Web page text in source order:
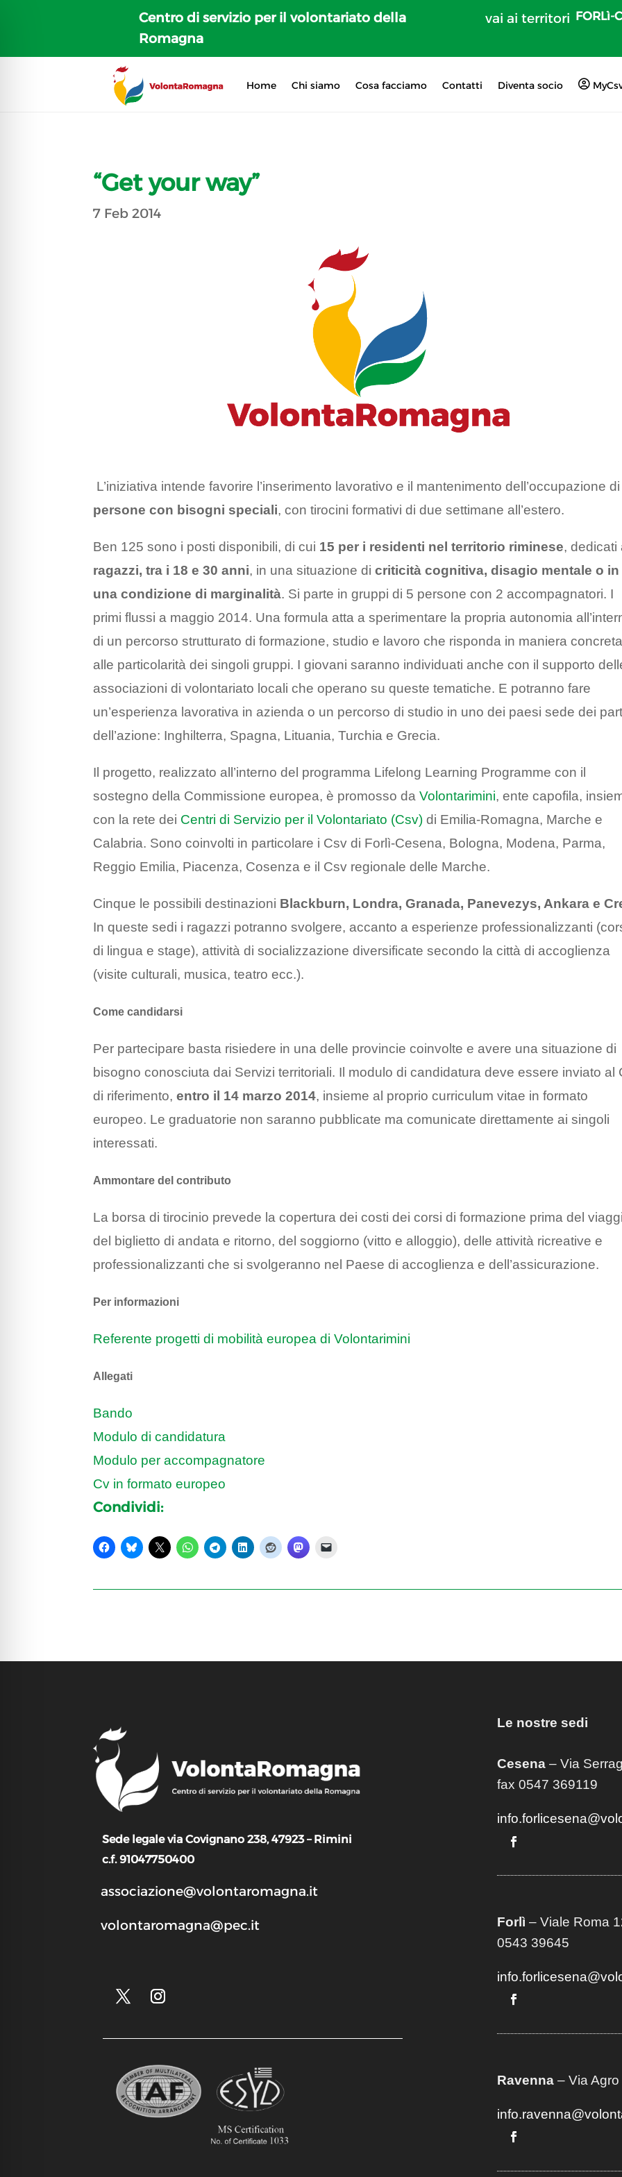
Centro di servizio per il volontariato della
Romagna
vai ai territori FORLì-
Home Chi siamo Cosa facciamo Contatti Diventa socio
“Get your way”
7 Feb 2014
L’iniziativa intende favorire l’inserimento lavorativo e il mantenimento dell’occupazione di
persone con bisogni speciali, con tirocini formativi di due settimane all’estero.
Ben 125 sono i posti disponibili, di cui 15 per i residenti nel territorio riminese, dedicati
ragazzi, tra i 18 e 30 anni, in una situazione dicriticità cognitiva, disagio mentale o in
una condizione di marginalità. Si parte in gruppi di 5 persone con 2 accompagnatori. I
primi flussi a maggio 2014. Una formula atta a sperimentare la propria autonomia
di un percorso strutturato di formazione, studio e lavoro che risponda in maniera concreta
alle particolarità dei singoli gruppi. I giovani saranno individuati anche con il supporto
associazioni di volontariato locali che operano su queste tematiche. E potranno fare
un’esperienza lavorativa in azienda o un percorso di studio in uno dei paesi sede dei
dell’azione: Inghilterra, Spagna, Lituania, Turchia e Grecia.
Il progetto, realizzato all’interno del programma Lifelong Learning Programme con il
sostegno della Commissione europea, è promosso daVolontarimini, ente capofila,
con la rete dei Centri di Servizio per il Volontariato (Csv)di Emilia-Romagna, Marche e
Calabria. Sono coinvolti in particolare i Csv di Forlì-Cesena, Bologna, Modena, Parma,
Reggio Emilia, Piacenza, Cosenza e il Csv regionale delle Marche.
Cinque le possibili destinazioni Blackburn, Londra, Granada, Panevezys, Ankara e
In queste sedi i ragazzi potranno svolgere, accanto a esperienze professionalizzanti
di lingua e stage), attività di socializzazione diversificate secondo la città di accoglienza
(visite culturali, musica, teatro ecc.).
Come candidarsi
Per partecipare basta risiedere in una delle provincie coinvolte e avere una situazione di
bisogno conosciuta dai Servizi territoriali. Il modulo di candidatura deve essere inviato al
di riferimento,entro il 14 marzo 2014, insieme al proprio curriculum vitae in formato
europeo. Le graduatorie non saranno pubblicate ma comunicate direttamente ai singoli
interessati.
Ammontare del contributo
La borsa di tirocinio prevede la copertura dei costi dei corsi di formazione prima del
del biglietto di andata e ritorno, del soggiorno (vitto e alloggio), delle attività ricreative e
professionalizzanti che si svolgeranno nel Paese di accoglienza e dell’assicurazione.
Per informazioni
Referente progetti di mobilità europea di Volontarimini
Allegati
Bando
Modulo di candidatura
Modulo per accompagnatore
Cv in formato europeo
Condividi:
Sede legale via Covignano 238, 47923 – Rimini
c.f. 91047750400
associazione@volontaromagna.it
volontaromagna@pec.it
Le nostre sedi
Cesena– Via
fax 0547 369119
Forlì – Viale Roma
0543 39645
Ravenna– Via Agro